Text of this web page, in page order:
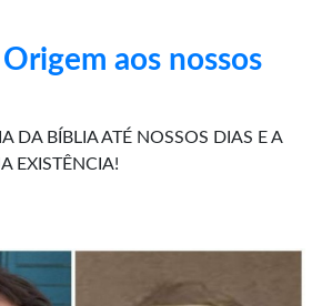
aos nossos
DA BÍBLIA ATÉ NOSSOS DIAS E A
EXISTÊNCIA!